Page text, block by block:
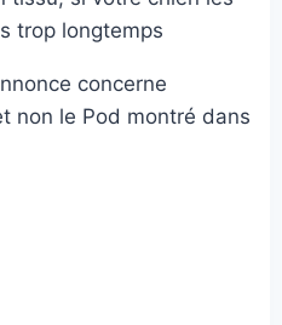
trop longtemps
concerne
non le Pod montré dans